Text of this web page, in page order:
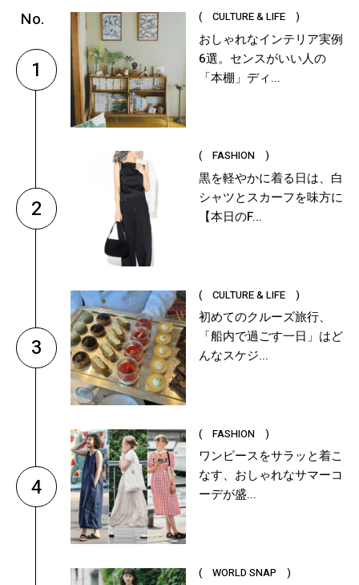
1
( CULTURE & LIFE )
おしゃれなインテリア実例
6選。センスがいい人の
「本棚」ディ...
2
( FASHION )
黒を軽やかに着る日は、白
シャツとスカーフを味方に
【本日のF...
3
( CULTURE & LIFE )
初めてのクルーズ旅行、
「船内で過ごす一日」はど
んなスケジ...
4
( FASHION )
ワンピースをサラッと着こ
なす、おしゃれなサマーコ
ーデが盛...
( WORLD SNAP )